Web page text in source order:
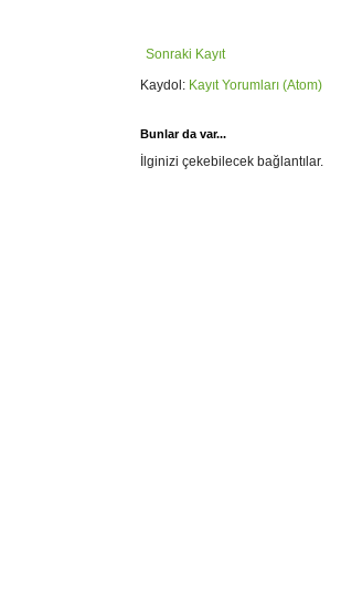
Sonraki Kayıt
Kaydol: Kayıt Yorumları (Atom)
Bunlar da var...
İlginizi çekebilecek bağlantılar.